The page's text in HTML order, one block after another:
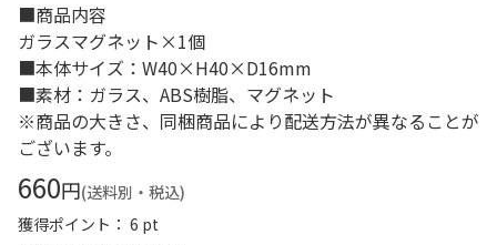
■商品内容
ガラスマグネット×1個
■本体サイズ：W40×H40×D16mm
■素材：ガラス、ABS樹脂、マグネット
※商品の大きさ、同梱商品により配送方法が異なることが
ございます。
660円(送料別・税込)
獲得ポイント： 6 pt